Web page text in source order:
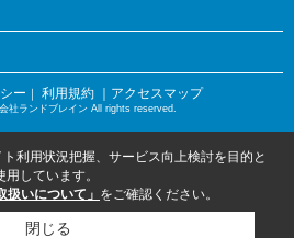
ー ｜ 利用規約 ｜アクセスマップ
社ランドブレイン All rights reserved.
利用状況把握、サービス向上検討を目的と
しています。
扱いについて」 をご確認ください。
閉じる